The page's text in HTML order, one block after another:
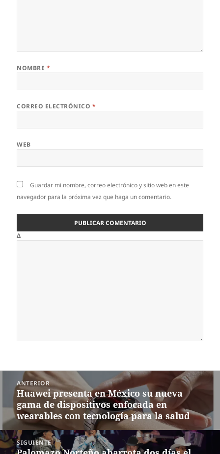
NOMBRE *
CORREO ELECTRÓNICO *
WEB
Guardar mi nombre, correo electrónico y sitio web en este
navegador para la próxima vez que haga un comentario.
Δ
Navegación
entradas
ANTERIOR
Entrada
anterior:
Huawei presenta en México su nueva
gama de dispositivos enfocada en
wearables con tecnología para la salud
SIGUIENTE